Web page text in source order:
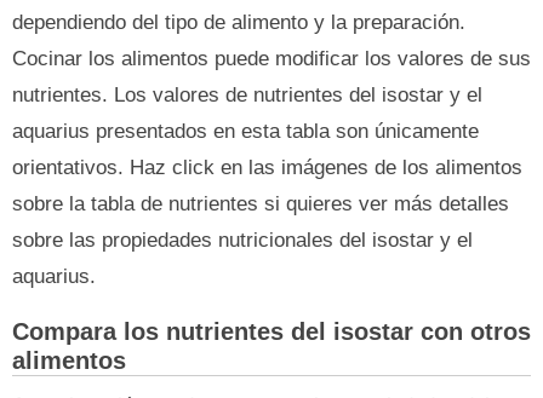
dependiendo del tipo de alimento y la preparación.
Cocinar los alimentos puede modificar los valores de sus
nutrientes. Los valores de nutrientes del isostar y el
aquarius presentados en esta tabla son únicamente
orientativos. Haz click en las imágenes de los alimentos
sobre la tabla de nutrientes si quieres ver más detalles
sobre las propiedades nutricionales del isostar y el
aquarius.
Compara los nutrientes del isostar con otros
alimentos